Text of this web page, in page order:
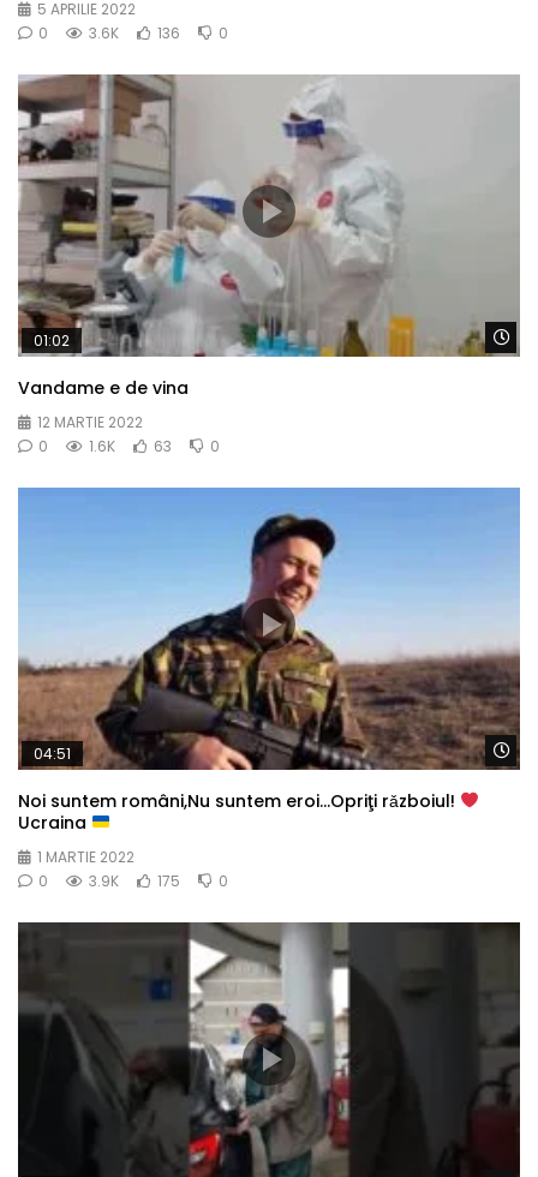
5 APRILIE 2022
0
3.6K 136 0
01:02
Vandame e de vina
12 MARTIE 2022
0
1.6K 63 0
04:51
Noi suntem români,Nu suntem eroi…Opriţi rǎzboiul!
Ucraina
1 MARTIE 2022
0
3.9K 175 0